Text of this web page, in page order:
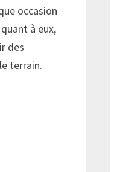
occasion
à eux,
des
terrain.